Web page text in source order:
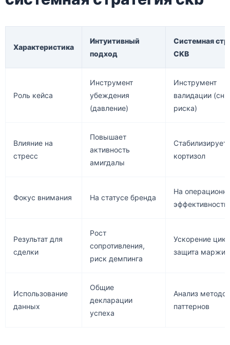
Характеристика
Интуитивный
подход
Системная
CKB
Роль кейса
Инструмент
убеждения
(давление)
Инструмент
валидации
риска)
Влияние на
стресс
Повышает
активность
амигдалы
Стабилизирует
кортизол
Фокус внимания На статусе бренда
На
эффективности
Результат для
сделки
Рост
сопротивления,
риск демпинга
Ускорение
защита маржи
Использование
данных
Общие
декларации
успеха
Анализ
паттернов